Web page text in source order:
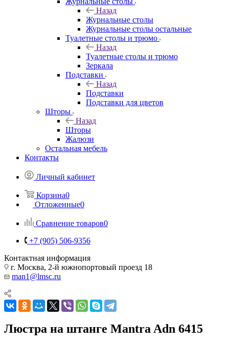
Назад
Журнальные столы
Журнальные столы остальные
Туалетные столы и трюмо
Назад
Туалетные столы и трюмо
Зеркала
Подставки
Назад
Подставки
Подставки для цветов
Шторы
Назад
Шторы
Жалюзи
Остальная мебель
Контакты
Личный кабинет
Корзина0
Отложенные0
Сравнение товаров0
+7 (905) 506-9356
Контактная информация
г. Москва, 2-й южнопортовый проезд 18
man1@lmsc.ru
Люстра на штанге Mantra Adn 6415